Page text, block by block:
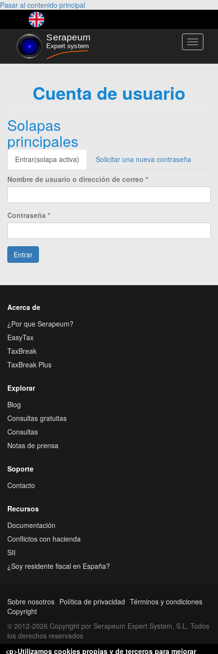
Pasar al contenido principal
Toggle
Cuenta de usuario
Solapas
principales
Entrar(solapa activa) Solicitar una nueva contraseña
Nombre de usuario o dirección de correo *
Contraseña *
Entrar
Acerca de
¿Por que Serapeum?
EasyTax
TaxBreak
TaxBreak Plus
Explorar
Blog
Consultas gratuitas
Consultas
Notas de prensa
Soporte
Contacto
Recursos
Documentación
Conflictos con hacienda
SII
¿Soy residente fiscal en España?
Sobre nosotros Política de privacidad Términos y condiciones
Copyright
© 2012-2026 Copyright por Serapeum Expert System, S.L. Todos
los derechos reservados
<p>Utilizamos cookies propias y de terceros para mejorar